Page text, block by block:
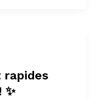
rapides